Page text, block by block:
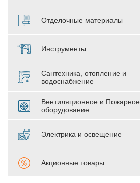
Отделочные материалы
Инструменты
Сантехника, отопление и
водоснабжение
Вентиляционное и Пожарное
оборудование
Электрика и освещение
Акционные товары